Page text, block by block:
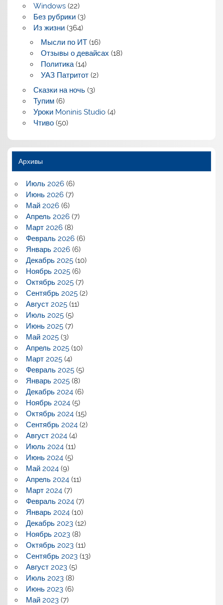
Windows(22)
Без рубрики(3)
Из жизни(364)
Мысли по ИТ(16)
Отзывы о девайсах (18)
Политика(14)
УАЗ Патритот(2)
Сказки на ночь(3)
Тупим(6)
Уроки Moninis Studio(4)
Чтиво(50)
Архивы
Июль 2026(6)
Июнь 2026(7)
Май 2026(6)
Апрель 2026(7)
Март 2026(8)
Февраль 2026(6)
Январь 2026(6)
Декабрь 2025(10)
Ноябрь 2025(6)
Октябрь 2025(7)
Сентябрь 2025(2)
Август 2025(11)
Июль 2025(5)
Июнь 2025(7)
Май 2025(3)
Апрель 2025(10)
Март 2025(4)
Февраль 2025(5)
Январь 2025(8)
Декабрь 2024(6)
Ноябрь 2024(5)
Октябрь 2024(15)
Сентябрь 2024(2)
Август 2024(4)
Июль 2024(11)
Июнь 2024(5)
Май 2024(9)
Апрель 2024(11)
Март 2024(7)
Февраль 2024(7)
Январь 2024(10)
Декабрь 2023(12)
Ноябрь 2023(8)
Октябрь 2023(11)
Сентябрь 2023(13)
Август 2023(5)
Июль 2023(8)
Июнь 2023(6)
Май 2023(7)